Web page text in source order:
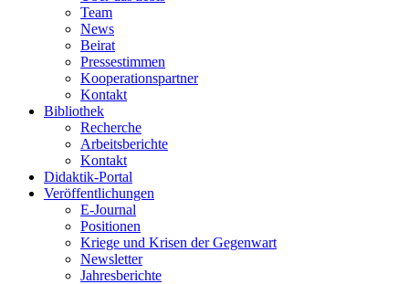
Team
News
Beirat
Pressestimmen
Kooperationspartner
Kontakt
Bibliothek
Recherche
Arbeitsberichte
Kontakt
Didaktik-Portal
Veröffentlichungen
E­-Journal
Positionen
Kriege und Krisen der Gegenwart
Newsletter
Jahresberichte